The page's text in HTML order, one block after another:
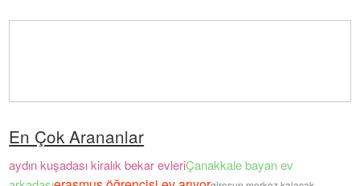
En Çok Arananlar
aydın kuşadası kiralık bekar evleriÇanakkale bayan ev